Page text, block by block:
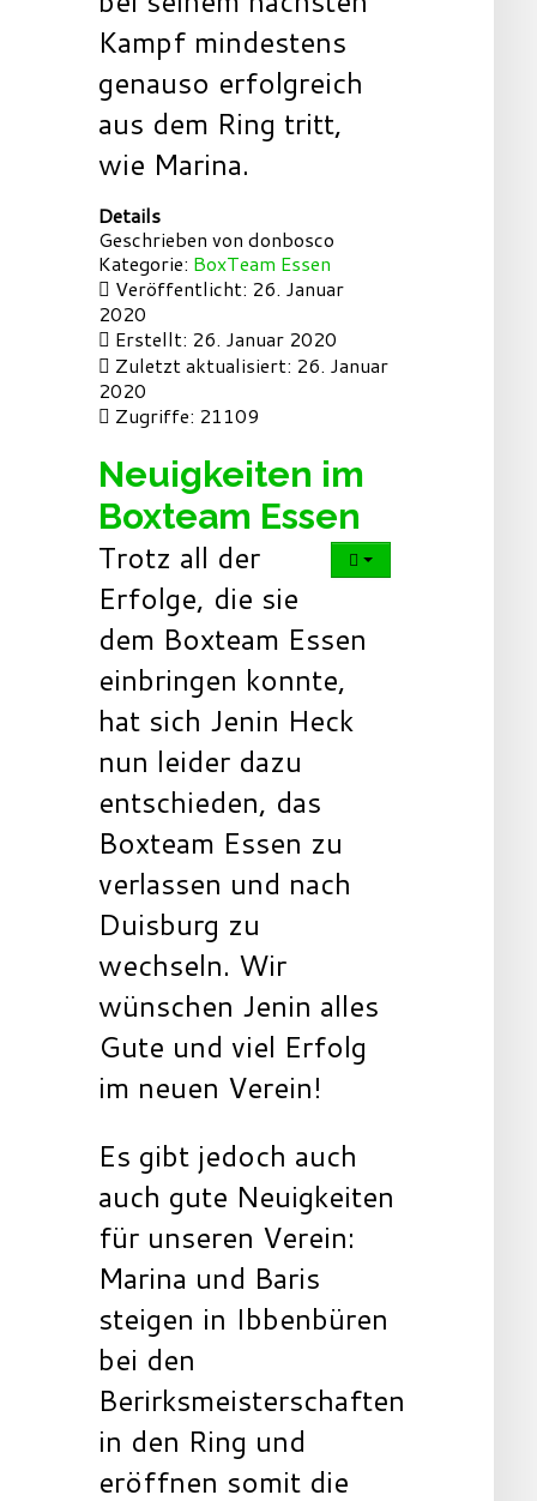
Kampf mindestens
genauso erfolgreich
aus dem Ring tritt,
wie Marina.
Details
Geschrieben vondonbosco
Kategorie: BoxTeam Essen
Veröffentlicht: 26. Januar
2020
Erstellt: 26. Januar 2020
Zuletzt aktualisiert: 26. Januar
2020
Zugriffe: 21109
Neuigkeiten im
Boxteam Essen
Trotz all der
Erfolge, die sie
dem Boxteam Essen
einbringen konnte,
hat sich Jenin Heck
nun leider dazu
entschieden, das
Boxteam Essen zu
verlassen und nach
Duisburg zu
wechseln. Wir
wünschen Jenin alles
Gute und viel Erfolg
im neuen Verein!
Es gibt jedoch auch
auch gute Neuigkeiten
für unseren Verein:
Marina und Baris
steigen in Ibbenbüren
bei den
Berirksmeisterschaften
in den Ring und
eröffnen somit die